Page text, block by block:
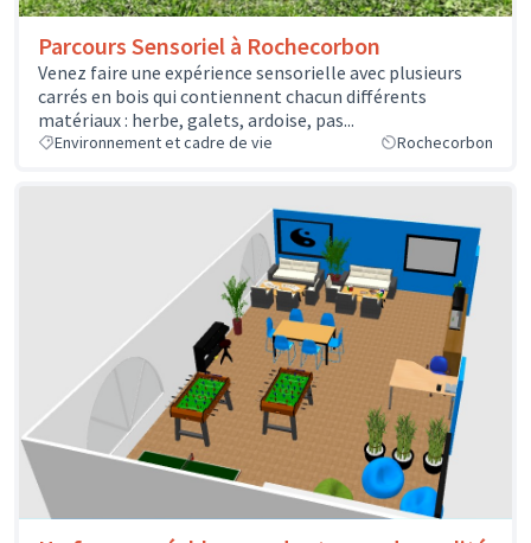
Parcours Sensoriel à Rochecorbon
Venez faire une expérience sensorielle avec plusieurs
carrés en bois qui contiennent chacun différents
matériaux : herbe, galets, ardoise, pas...
Environnement et cadre de vie Rochecorbon